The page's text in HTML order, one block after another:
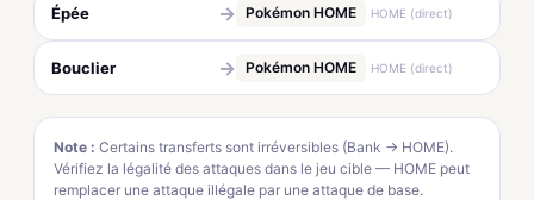
Épée → Pokémon HOME HOME (direct)
Bouclier → Pokémon HOME HOME (direct)
Note : Certains transferts sont irréversibles (Bank → HOME).
Vérifiez la légalité des attaques dans le jeu cible — HOME peut
remplacer une attaque illégale par une attaque de base.